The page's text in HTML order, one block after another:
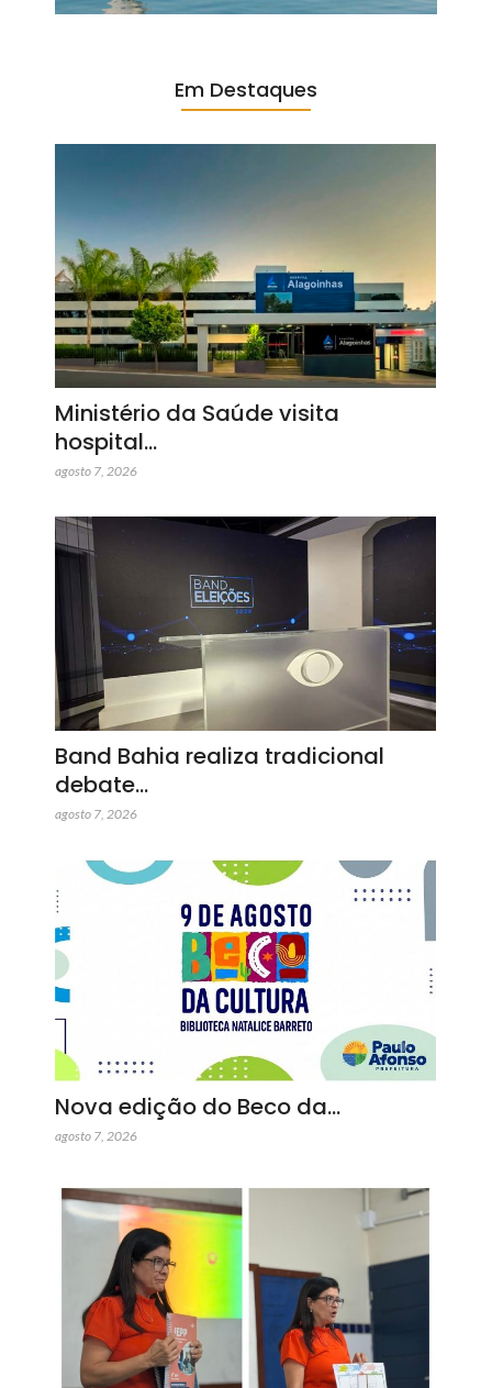
Em Destaques
Ministério da Saúde visita
hospital…
agosto 7, 2026
Band Bahia realiza tradicional
debate…
agosto 7, 2026
Nova edição do Beco da…
agosto 7, 2026